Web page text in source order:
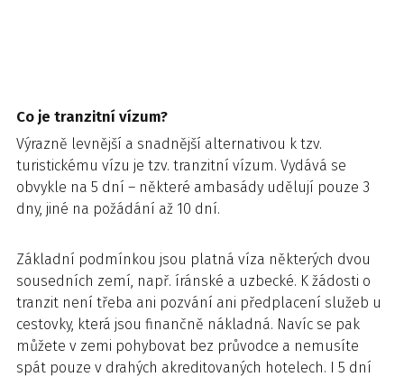
Co je tranzitní vízum?
Výrazně levnější a snadnější alternativou k tzv.
turistickému vízu je tzv. tranzitní vízum. Vydává se
obvykle na 5 dní – některé ambasády udělují pouze 3
dny, jiné na požádání až 10 dní.
Základní podmínkou jsou platná víza některých dvou
sousedních zemí, např. íránské a uzbecké. K žádosti o
tranzit není třeba ani pozvání ani předplacení služeb u
cestovky, která jsou finančně nákladná. Navíc se pak
můžete v zemi pohybovat bez průvodce a nemusíte
spát pouze v drahých akreditovaných hotelech. I 5 dní